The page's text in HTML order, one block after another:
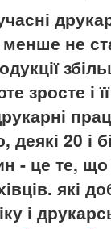
не
зросте і
деякі 20 і
- це те,
які
і